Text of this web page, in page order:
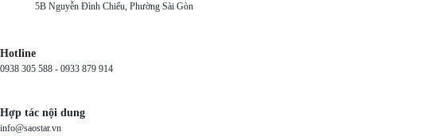
5B Nguyễn Đình Chiểu, Phường Sài Gòn
Hotline
0938 305 588 - 0933 879 914
Hợp tác nội dung
info@saostar.vn